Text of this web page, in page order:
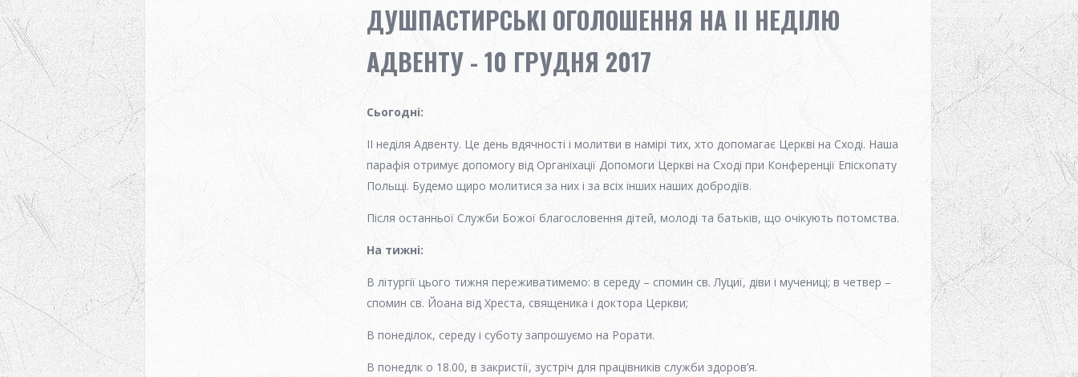
ДУШПАСТИРСЬКІ ОГОЛОШЕННЯ НА II НЕДІЛЮ
АДВЕНТУ - 10 ГРУДНЯ 2017
Сьогодні:
II неділя Адвенту. Це день вдячності і молитви в намірі тих, хто допомагає Церкві на Сході. Наша
парафія отримує допомогу від Органіхації Допомоги Церкві на Сході при Конференції Епіскопату
Польщі. Будемо щиро молитися за них і за всіх інших наших добродіїв.
Після останньої Служби Божої благословення дітей, молоді та батьків, що очікують потомства.
На тижні:
В літургії цього тижня переживатимемо: в середу – спомин св. Луциї, діви і мучениці; в четвер –
спомин св. Йоана від Хреста, священика і доктора Церкви;
В понеділок, середу і суботу запрошуємо на Рорати.
В понедлк о 18.00, в закристії, зустріч для працівників служби здоров’я.